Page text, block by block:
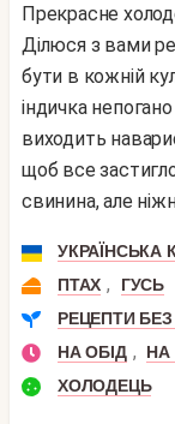
Прекрасне холодець з птиці на всі випадки життя.
Ділюся з вами
бути в кожній
індичка
виходить
щоб все
свинина, але
УКРАЇНСЬКА
ПТАХ ,
ГУСЬ
РЕЦЕПТИ
НА ОБІД , НА
ХОЛОДЕЦЬ